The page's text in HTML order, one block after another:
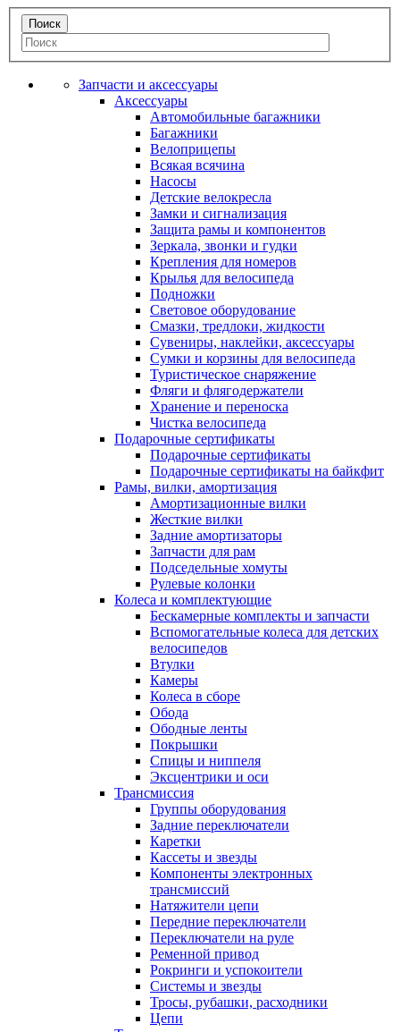
Запчасти и аксессуары
Аксессуары
Автомобильные багажники
Багажники
Велоприцепы
Всякая всячина
Насосы
Детские велокресла
Замки и сигнализация
Защита рамы и компонентов
Зеркала, звонки и гудки
Крепления для номеров
Крылья для велосипеда
Подножки
Световое оборудование
Смазки, тредлоки, жидкости
Сувениры, наклейки, аксессуары
Сумки и корзины для велосипеда
Туристическое снаряжение
Фляги и флягодержатели
Хранение и переноска
Чистка велосипеда
Подарочные сертификаты
Подарочные сертификаты
Подарочные сертификаты на байкфит
Рамы, вилки, амортизация
Амортизационные вилки
Жесткие вилки
Задние амортизаторы
Запчасти для рам
Подседельные хомуты
Рулевые колонки
Колеса и комплектующие
Бескамерные комплекты и запчасти
Вспомогательные колеса для детских
велосипедов
Втулки
Камеры
Колеса в сборе
Обода
Ободные ленты
Покрышки
Спицы и ниппеля
Эксцентрики и оси
Трансмиссия
Группы оборудования
Задние переключатели
Каретки
Кассеты и звезды
Компоненты электронных
трансмиссий
Натяжители цепи
Передние переключатели
Переключатели на руле
Ременной привод
Рокринги и успокоители
Системы и звезды
Тросы, рубашки, расходники
Цепи